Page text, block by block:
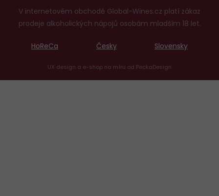
V internetovém obchodě Global-Wines.cz platí zákaz
prodeje alkoholických nápojů osobám mladším 18 let.
HoReCa Česky Slovensky
UX design a e-shop na míru od PeckaDesign